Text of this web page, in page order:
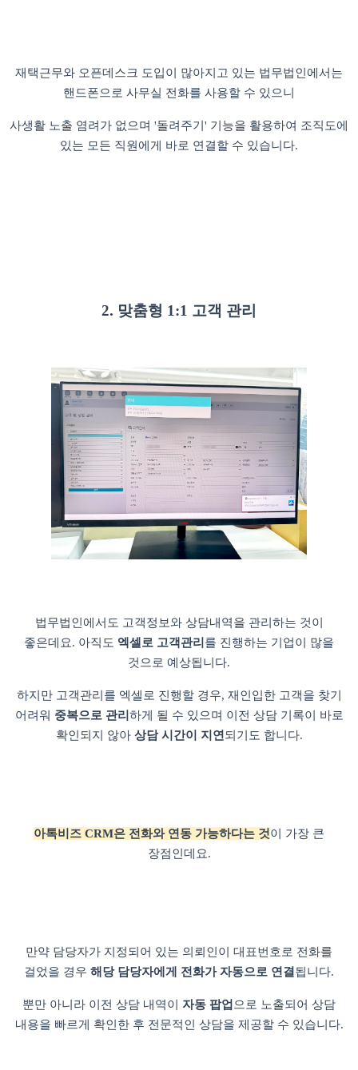
재택근무와 오픈데스크 도입이 많아지고 있는 법무법인에서는
핸드폰으로 사무실 전화를 사용할 수 있으니
사생활 노출 염려가 없으며 '돌려주기' 기능을 활용하여 조직도에
있는 모든 직원에게 바로 연결할 수 있습니다.
2. 맞춤형 1:1 고객 관리
법무법인에서도 고객정보와 상담내역을 관리하는 것이
좋은데요. 아직도 엑셀로 고객관리 를 진행하는 기업이 많을
것으로 예상됩니다.
하지만 고객관리를 엑셀로 진행할 경우, 재인입한 고객을 찾기
어려워 중복으로 관리 하게 될 수 있으며 이전 상담 기록이 바로
확인되지 않아 상담 시간이 지연 되기도 합니다.
아톡비즈 CRM은 전화와 연동 가능하다는 것이 가장 큰
장점인데요.
만약 담당자가 지정되어 있는 의뢰인이 대표번호로 전화를
걸었을 경우 해당 담당자에게 전화가 자동으로 연결 됩니다.
뿐만 아니라 이전 상담 내역이 자동 팝업 으로 노출되어 상담
내용을 빠르게 확인한 후 전문적인 상담을 제공할 수 있습니다.